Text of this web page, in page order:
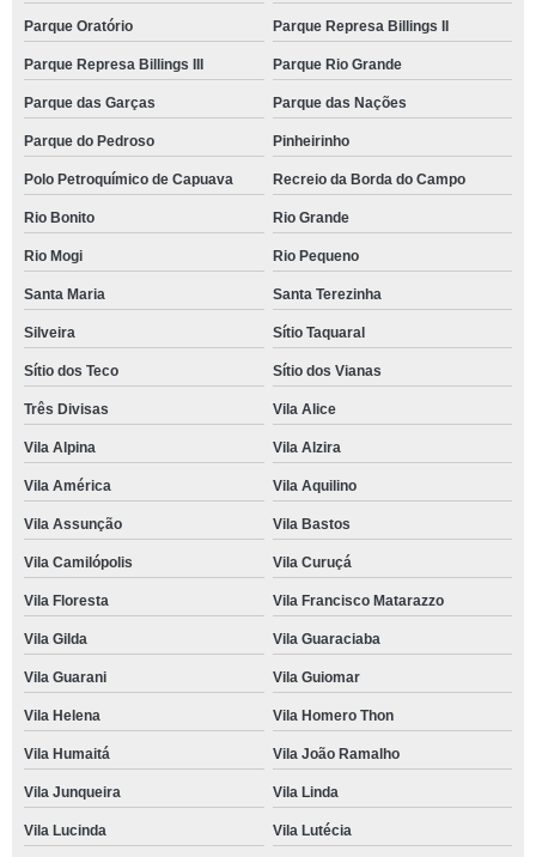
Parque Oratório Parque Represa Billings II
Parque Represa Billings III Parque Rio Grande
Parque das Garças Parque das Nações
Parque do Pedroso Pinheirinho
Polo Petroquímico de Capuava Recreio da Borda do Campo
Rio Bonito Rio Grande
Rio Mogi Rio Pequeno
Santa Maria Santa Terezinha
Silveira Sítio Taquaral
Sítio dos Teco Sítio dos Vianas
Três Divisas Vila Alice
Vila Alpina Vila Alzira
Vila América Vila Aquilino
Vila Assunção Vila Bastos
Vila Camilópolis Vila Curuçá
Vila Floresta Vila Francisco Matarazzo
Vila Gilda Vila Guaraciaba
Vila Guarani Vila Guiomar
Vila Helena Vila Homero Thon
Vila Humaitá Vila João Ramalho
Vila Junqueira Vila Linda
Vila Lucinda Vila Lutécia